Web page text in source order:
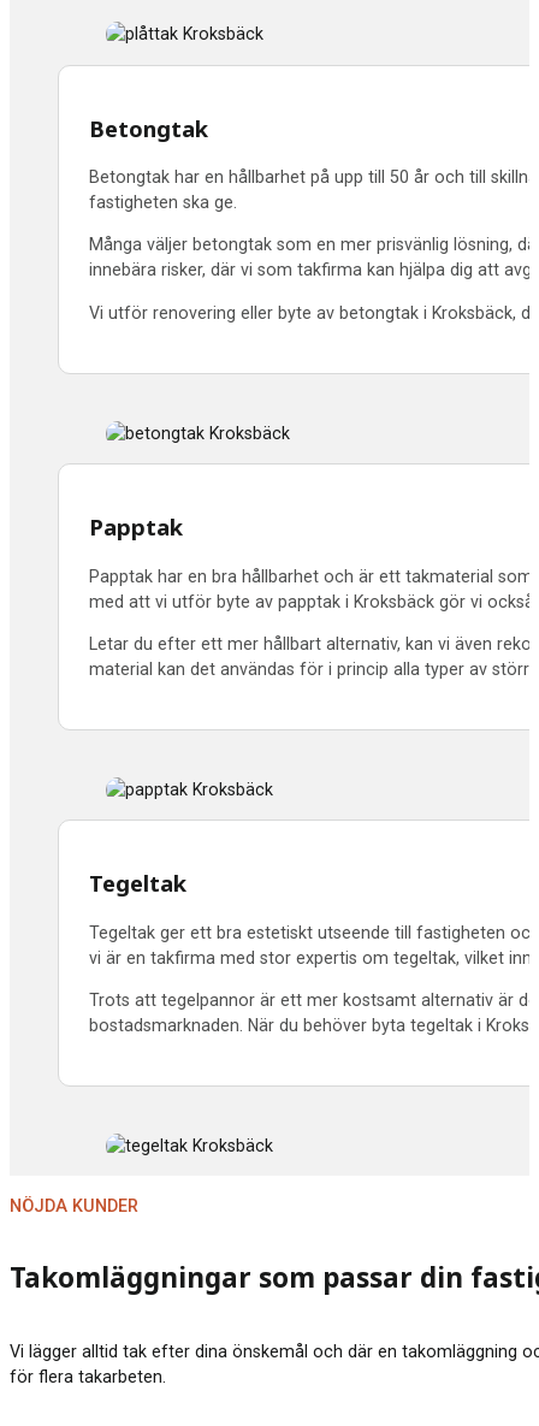
Betongtak
Betongtak har en hållbarhet på upp till 50 år och till
fastigheten ska ge.
Många väljer betongtak som en mer prisvänlig lösning,
innebära risker, där vi som takfirma kan hjälpa dig att
Vi utför renovering eller byte av betongtak i Kroksbäck,
Papptak
Papptak har en bra hållbarhet och är ett takmaterial
med att vi utför byte av papptak i Kroksbäck gör vi
Letar du efter ett mer hållbart alternativ, kan vi även
material kan det användas för i princip alla typer av
Tegeltak
Tegeltak ger ett bra estetiskt utseende till fastigheten
vi är en takfirma med stor expertis om tegeltak, vilket
Trots att tegelpannor är ett mer kostsamt alternativ är
bostadsmarknaden. När du behöver byta tegeltak i
Takomläggningar som passar din
Vi lägger alltid tak efter dina önskemål och där en takomläggning
för flera takarbeten.
NÖJDA KUNDER